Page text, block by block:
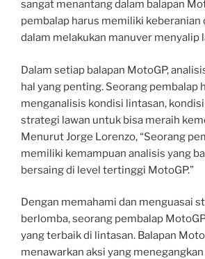
sangat menantang dalam balapan
pembalap harus memiliki keberanian
dalam melakukan manuver menyalip
Dalam setiap balapan MotoGP,
hal yang penting. Seorang pembalap
menganalisis kondisi lintasan, kondisi
strategi lawan untuk bisa meraih
Menurut Jorge Lorenzo, “Seorang
memiliki kemampuan analisis yang
bersaing di level tertinggi MotoGP.”
Dengan memahami dan menguasai
berlomba, seorang pembalap
yang terbaik di lintasan. Balapan
menawarkan aksi yang